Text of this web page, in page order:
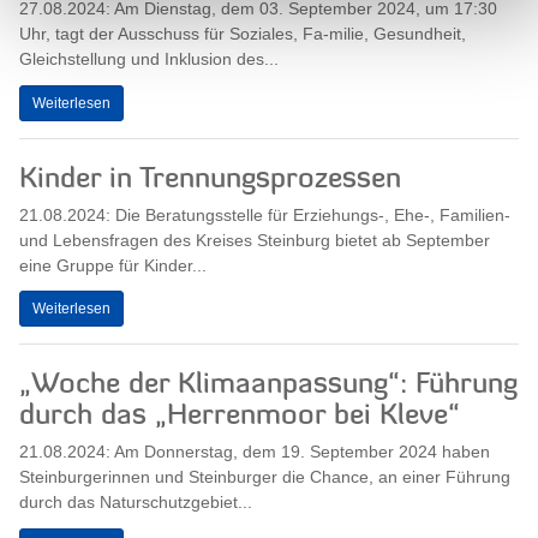
27.08.2024: Am Dienstag, dem 03. September 2024, um 17:30
Uhr, tagt der Ausschuss für Soziales, Fa-milie, Gesundheit,
Gleichstellung und Inklusion des...
Weiterlesen
Kinder in Trennungsprozessen
21.08.2024: Die Beratungsstelle für Erziehungs-, Ehe-, Familien-
und Lebensfragen des Kreises Steinburg bietet ab September
eine Gruppe für Kinder...
Weiterlesen
„Woche der Klimaanpassung“: Führung
durch das „Herrenmoor bei Kleve“
21.08.2024: Am Donnerstag, dem 19. September 2024 haben
Steinburgerinnen und Steinburger die Chance, an einer Führung
durch das Naturschutzgebiet...